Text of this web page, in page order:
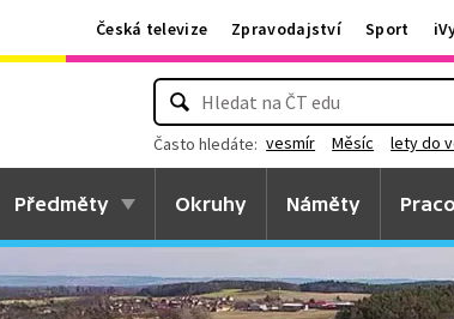
Česká televize Zpravodajství Sport
Často hledáte: vesmír Měsíc lety do
Předměty Okruhy Náměty